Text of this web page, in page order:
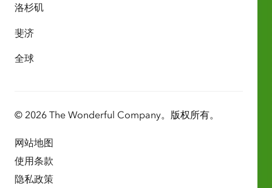
洛杉矶
斐济
全球
© 2026 The Wonderful Company。版权所有。
网站地图
使用条款
隐私政策